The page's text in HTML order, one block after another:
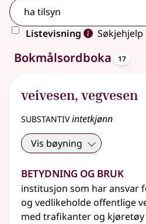
Listevisning
Søkjehjelp
33 treff
Bokmålsordboka 17
veivesen, vegvesen
substantivintetkjønn
Vis bøyning
Betydning og bruk
institusjon som har ansvar
og vedlikeholde offentlige
med trafikanter og kjøretøy